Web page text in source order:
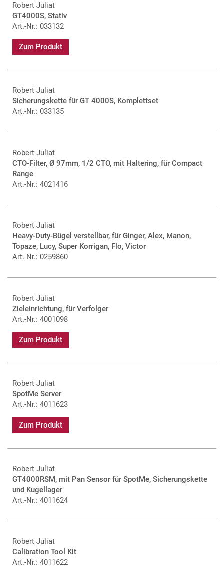
Robert Juliat
GT4000S, Stativ
Art.-Nr.: 033132
Zum Produkt
Robert Juliat
Sicherungskette für GT 4000S, Komplettset
Art.-Nr.: 033135
Robert Juliat
CTO-Filter, Ø 97mm, 1/2 CTO, mit Haltering, für Compact
Range
Art.-Nr.: 4021416
Robert Juliat
Heavy-Duty-Bügel verstellbar, für Ginger, Alex, Manon,
Topaze, Lucy, Super Korrigan, Flo, Victor
Art.-Nr.: 0259860
Robert Juliat
Zieleinrichtung, für Verfolger
Art.-Nr.: 4001098
Zum Produkt
Robert Juliat
SpotMe Server
Art.-Nr.: 4011623
Zum Produkt
Robert Juliat
GT4000RSM, mit Pan Sensor für SpotMe, Sicherungskette
und Kugellager
Art.-Nr.: 4011624
Robert Juliat
Calibration Tool Kit
Art.-Nr.: 4011622